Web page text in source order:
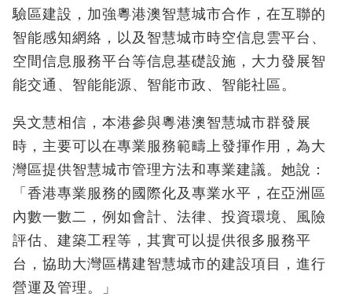
驗區建設，加強粵港澳智慧城市合作，在互聯的
智能感知網絡，以及智慧城市時空信息雲平台、
空間信息服務平台等信息基礎設施，大力發展智
能交通、智能能源、智能市政、智能社區。
吳文慧相信，本港參與粵港澳智慧城市群發展
時，主要可以在專業服務範疇上發揮作用，為大
灣區提供智慧城市管理方法和專業建議。她說：
「香港專業服務的國際化及專業水平，在亞洲區
內數一數二，例如會計、法律、投資環境、風險
評估、建築工程等，其實可以提供很多服務平
台，協助大灣區構建智慧城市的建設項目，進行
營運及管理。」